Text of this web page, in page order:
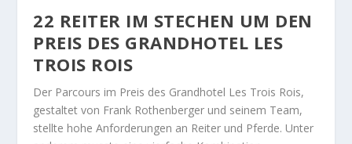
22 REITER IM STECHEN UM DEN
PREIS DES GRANDHOTEL LES
TROIS ROIS
Der Parcours im Preis des Grandhotel Les Trois Rois,
gestaltet von Frank Rothenberger und seinem Team,
stellte hohe Anforderungen an Reiter und Pferde. Unter